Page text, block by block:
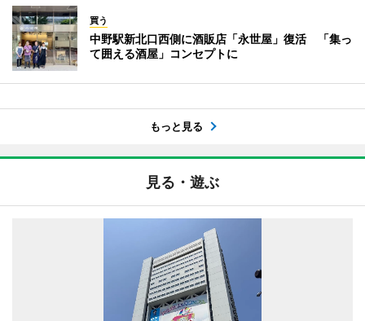
買う
中野駅新北口西側に酒販店「永世屋」復活 「集っ
て囲える酒屋」コンセプトに
もっと見る
見る・遊ぶ